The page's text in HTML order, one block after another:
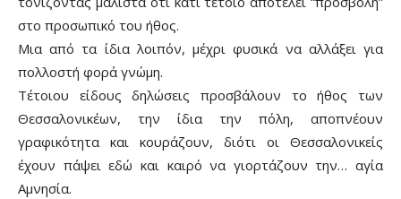
στο προσωπικό του ήθος.
Μια από τα ίδια λοιπόν, μέχρι φυσικά να αλλάξει για
πολλοστή φορά γνώμη.
Τέτοιου είδους δηλώσεις προσβάλουν το ήθος των
Θεσσαλονικέων, την ίδια την πόλη, αποπνέουν
γραφικότητα και κουράζουν, διότι οι Θεσσαλονικείς
έχουν πάψει εδώ και καιρό να γιορτάζουν την… αγία
Αμνησία.